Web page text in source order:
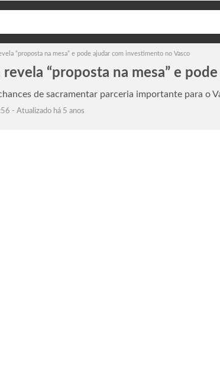
“proposta na mesa” e pode ajudar com investimento no Vasco
revela “proposta na mesa” e
de sacramentar parceria importante para o
- Atualizado há 5 anos